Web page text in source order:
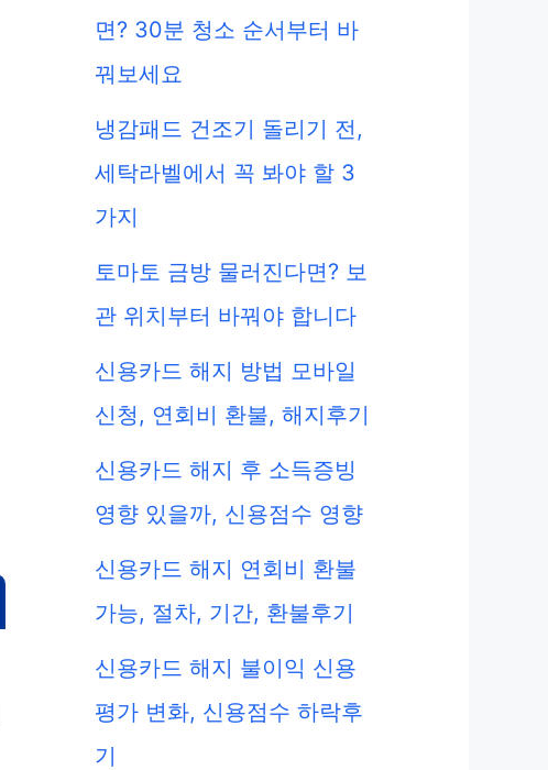
면? 30분 청소 순서부터 바
꿔보세요
냉감패드 건조기 돌리기 전,
세탁라벨에서 꼭 봐야 할 3
가지
토마토 금방 물러진다면? 보
관 위치부터 바꿔야 합니다
신용카드 해지 방법 모바일
신청, 연회비 환불, 해지후기
신용카드 해지 후 소득증빙
영향 있을까, 신용점수 영향
신용카드 해지 연회비 환불
가능, 절차, 기간, 환불후기
신용카드 해지 불이익 신용
평가 변화, 신용점수 하락후
기